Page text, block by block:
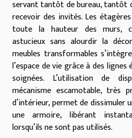
servant tantôt de bureau, tantôt
recevoir des invités. Les
toute la hauteur des murs,
astucieux sans alourdir la
meubles transformables
l’espace de vie grâce à des
soignées. L’utilisation de
mécanisme escamotable, très
d’intérieur, permet de dissimuler
une armoire, libérant
lorsqu’ils ne sont pas utilisés.